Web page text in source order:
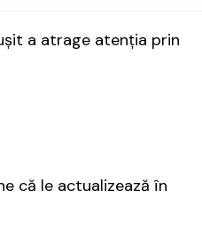
a atrage atenția prin
că le actualizează în